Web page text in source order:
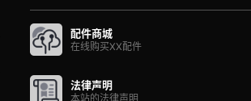
配件商城
在线购买XX配件
法律声明
本站的法律声明